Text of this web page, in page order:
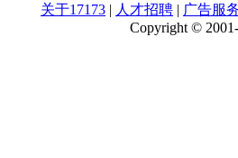
关于17173 | 人才招聘 | 广告服
Copyright ©